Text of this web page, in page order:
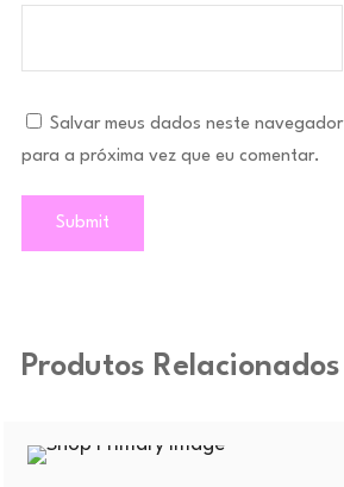
Salvar meus dados neste navegador
para a próxima vez que eu comentar.
Produtos Relacionados